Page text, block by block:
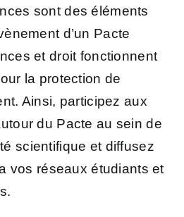
sont des éléments
d’un Pacte
et droit fonctionnent
la protection de
Ainsi, participez aux
du Pacte au sein de
scientifique et diffusez
vos réseaux étudiants et